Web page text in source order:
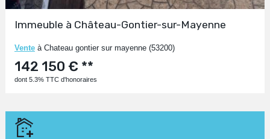
Immeuble à Château-Gontier-sur-Mayenne
Venteà Chateau gontier sur mayenne (53200)
142 150 € **
dont 5.3% TTC d'honoraires